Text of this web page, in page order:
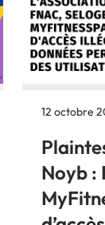
12 octobre
Noyb :